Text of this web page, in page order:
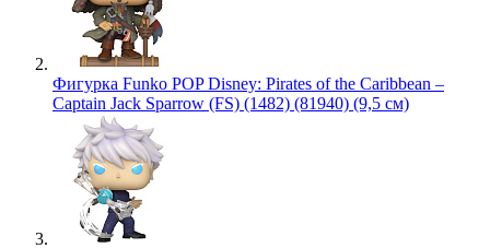
Фигурка Funko POP Disney: Pirates of the Caribbean –
Captain Jack Sparrow (FS) (1482) (81940) (9,5 см)